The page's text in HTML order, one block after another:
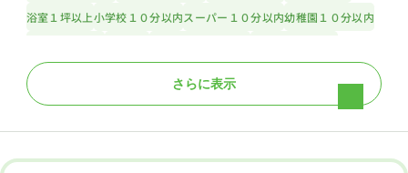
浴室１坪以上小学校１０分以内スーパー１０分以内幼稚園１０分以内
隣家との間隔たっぷり
道路広々（５ｍ以上）
道路と段差無し低層住居専用地域
さらに表示